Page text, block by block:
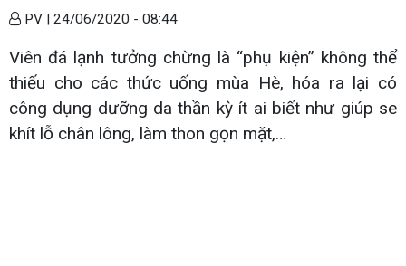
PV | 24/06/2020 - 08:44
Viên đá lạnh tưởng chừng là “phụ kiện” không thể
thiếu cho các thức uống mùa Hè, hóa ra lại có
công dụng dưỡng da thần kỳ ít ai biết như giúp se
khít lỗ chân lông, làm thon gọn mặt,…